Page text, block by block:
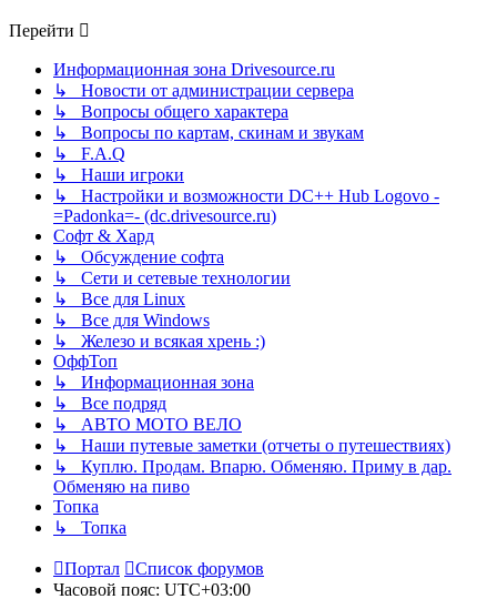
Перейти
Информационная зона Drivesource.ru
↳ Новости от администрации сервера
↳ Вопросы общего характера
↳ Вопросы по картам, скинам и звукам
↳ F.A.Q
↳ Наши игроки
↳ Настройки и возможности DC++ Hub Logovo -
=Padonka=- (dc.drivesource.ru)
Софт & Хард
↳ Обсуждение софта
↳ Сети и сетевые технологии
↳ Все для Linux
↳ Все для Windows
↳ Железо и всякая хрень :)
ОффТоп
↳ Информационная зона
↳ Все подряд
↳ АВТО МОТО ВЕЛО
↳ Наши путевые заметки (отчеты о путешествиях)
↳ Куплю. Продам. Впарю. Обменяю. Приму в дар.
Обменяю на пиво
Топка
↳ Топка
Портал
Список форумов
Часовой пояс: UTC+03:00